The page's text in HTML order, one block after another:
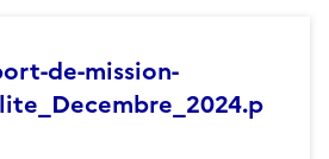
de-mission-